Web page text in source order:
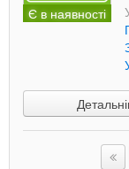
Є в наявності